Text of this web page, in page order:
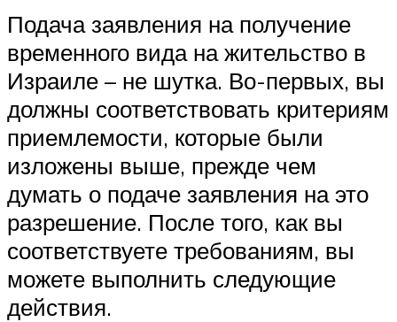
Подача заявления на получение
временного вида на жительство в
Израиле – не шутка. Во-первых, вы
должны соответствовать критериям
приемлемости, которые были
изложены выше, прежде чем
думать о подаче заявления на это
разрешение. После того, как вы
соответствуете требованиям, вы
можете выполнить следующие
действия.